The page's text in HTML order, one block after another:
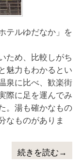
テルゆだなか」を
ため、比較しがち
魅力もわかるとい
泉に比べ、歓楽街
際に足を運んでみ
。湯も確かなもの
なものがありま
続きを読む→